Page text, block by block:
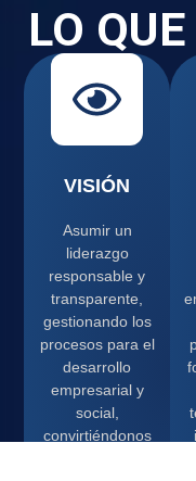
LO
VISIÓN
Asumir un
liderazgo
responsable y
transparente,
gestionando los
procesos para el
desarrollo
empresarial y
social,
convirtiéndonos